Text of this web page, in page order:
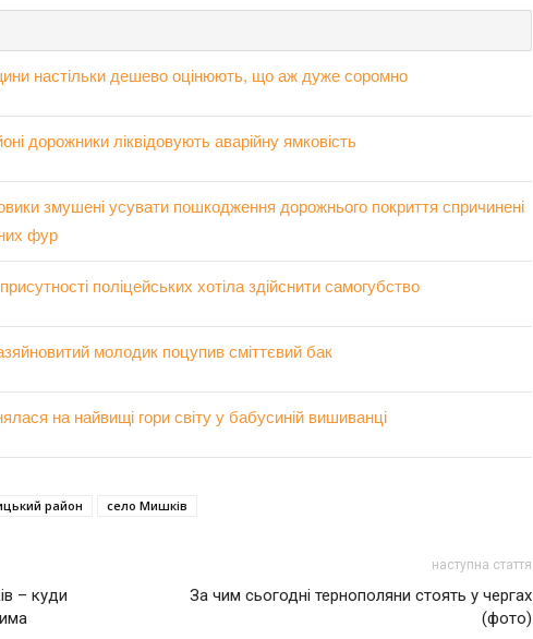
настільки дешево оцінюють, що аж дуже соромно
дорожники ліквідовують аварійну ямковість
змушені усувати пошкодження дорожнього покриття спричинені
фур
поліцейських хотіла здійснити самогубство
молодик поцупив сміттєвий бак
на найвищі гори світу у бабусиній вишиванці
район село Мишків
– куди
наступна стаття
За чим сьогодні тернополяни стоять у чергах
(фото)